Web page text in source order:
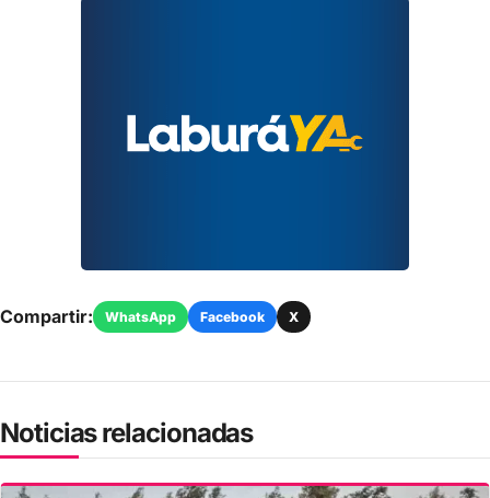
Compartir: WhatsApp Facebook X
Noticias relacionadas